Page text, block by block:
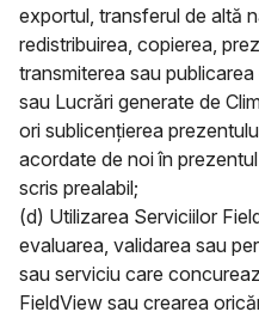
exportul, transferul de altă
redistribuirea, copierea,
transmiterea sau
sau Lucrări generate de
ori sublicențierea
acordate de noi în
scris prealabil;
(d) Utilizarea Serviciilor
evaluarea, validarea sau
sau serviciu care
FieldView sau crearea